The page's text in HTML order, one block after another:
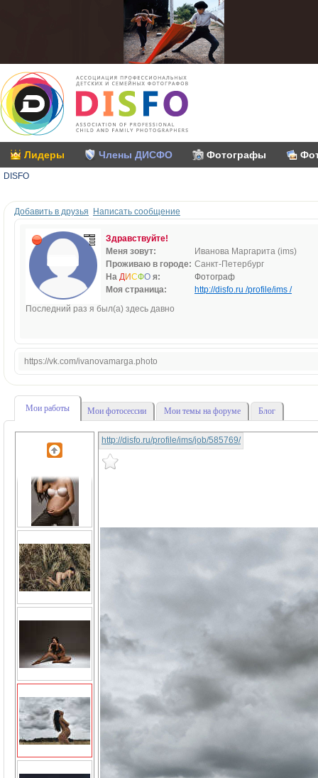
Лидеры Члены ДИСФО Фотографы
DISFO
Добавить в друзья Написать сообщение
Здравствуйте!
Меня зовут:
Иванова Маргарита (ims)
Проживаю в городе: Санкт-Петербург
На ДИСФО я:
Фотограф
Моя страница:
http://disfo.ru /profile/ims /
Последний раз я был(а) здесь давно
https://vk.com/ivanovamarga.photo
Мои работы Мои фотосессии Мои темы на форуме Блог
http://disfo.ru/profile/ims/job/585769/